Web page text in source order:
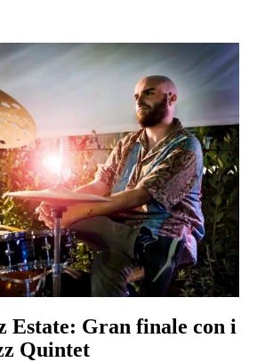
Estate: Gran finale con i
Quintet